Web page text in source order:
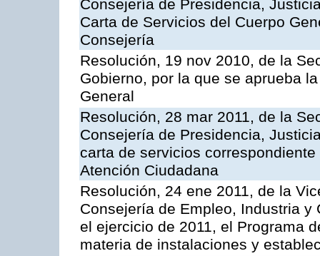
Consejería de Presidencia,
Carta de Servicios del Cuerpo
Consejería
Resolución, 19 nov 2010, de la
Gobierno, por la que se aprueba
General
Resolución, 28 mar 2011, de la
Consejería de Presidencia,
carta de servicios
Atención Ciudadana
Resolución, 24 ene 2011, de la
Consejería de Empleo, Industria
el ejercicio de 2011, el Programa
materia de instalaciones y